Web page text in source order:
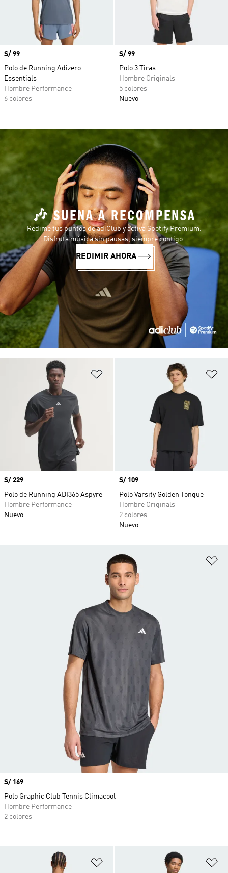
Precio
S/ 99
Polo de Running Adizero
Essentials
Hombre Performance
6 colores
Precio
S/ 99
Polo 3 Tiras
Hombre Originals
5 colores
Nuevo
Añadir a la lista de deseos
Precio
S/ 229
Polo de Running ADI365 Aspyre
Hombre Performance
Nuevo
Precio
S/ 109
Polo Varsity Golden Tongue
Hombre Originals
2 colores
Nuevo
Añadir a la lista de deseos
Precio
S/ 169
Polo Graphic Club Tennis Climacool
Hombre Performance
2 colores
🎶 SUENA A RECOMPENSA
Redime tus puntos de adiClub y activa Spotify Premium.
Disfruta música sin pausas, siempre contigo.
REDIMIR AHORA